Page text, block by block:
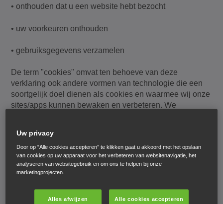
• onthouden dat u een website hebt bezocht
• uw voorkeuren onthouden
• gebruiksgegevens verzamelen
De term "cookies" omvat ten behoeve van deze
verklaring ook andere vormen van technologie die een
soortgelijk doel dienen als cookies en waarmee wij onze
sites/apps kunnen bewaken en verbeteren. We
die worden gebruikt om cookies over te dragen,
bezoeken te tellen, het gebruik van de site te begrijpen,
en om te laten weten of een e-mail is geopend en of
hierop is gereageerd.
Uw privacy
Door op “Alle cookies accepteren” te klikken gaat u akkoord met het opslaan
van cookies op uw apparaat voor het verbeteren van websitenavigatie, het
analyseren van websitegebruik en om ons te helpen bij onze
marketingprojecten.
Alles afwijzen Alle cookies accepteren